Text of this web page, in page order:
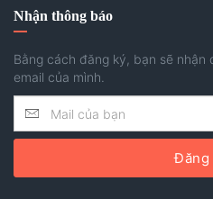
Nhận thông báo
Bằng cách đăng ký, bạn sẽ
email của mình.
Đăng